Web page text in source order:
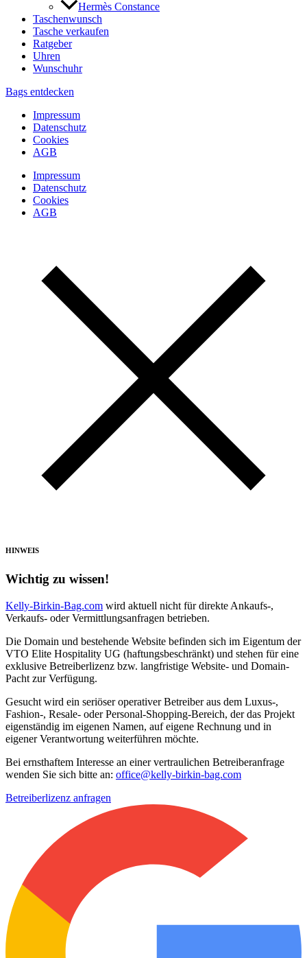
Hermès Constance
Taschenwunsch
Tasche verkaufen
Ratgeber
Uhren
Wunschuhr
Bags entdecken
Impressum
Datenschutz
Cookies
AGB
Impressum
Datenschutz
Cookies
AGB
HINWEIS
Wichtig zu wissen!
Kelly-Birkin-Bag.com wird aktuell nicht für direkte Ankaufs-,
Verkaufs- oder Vermittlungsanfragen betrieben.
Die Domain und bestehende Website befinden sich im Eigentum der
VTO Elite Hospitality UG (haftungsbeschränkt) und stehen für eine
exklusive Betreiberlizenz bzw. langfristige Website- und Domain-
Pacht zur Verfügung.
Gesucht wird ein seriöser operativer Betreiber aus dem Luxus-,
Fashion-, Resale- oder Personal-Shopping-Bereich, der das Projekt
eigenständig im eigenen Namen, auf eigene Rechnung und in
eigener Verantwortung weiterführen möchte.
Bei ernsthaftem Interesse an einer vertraulichen Betreiberanfrage
wenden Sie sich bitte an: office@kelly-birkin-bag.com
Betreiberlizenz anfragen